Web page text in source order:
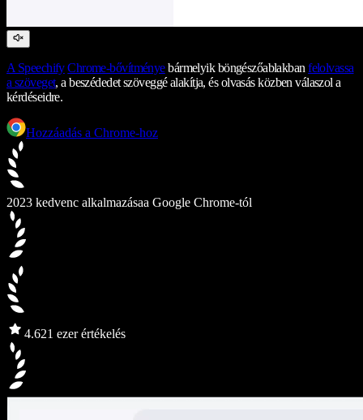
A Speechify Chrome-bővítményebármelyik böngészőablakbanfelolvassa
a szöveget, a beszédedet szöveggé alakítja, és olvasás közben válaszol a
kérdéseidre.
Hozzáadás a Chrome-hoz
2023 kedvenc alkalmazásaa Google Chrome-tól
4.621 ezer értékelés